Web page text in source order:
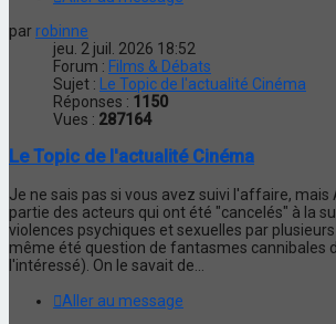
par robinne
jeu. 2 juil. 2026 18:52
Forum : Films & Débats
Sujet :
Le Topic de l'actualité Cinéma
Réponses : 1150
Vues : 287164
Le Topic de l'actualité Cinéma
Je ne sais pas si vous avez suivi l'affaire,
partie des acteurs qui ont été "cancelés" à la
violences psychiques et sexuelles par
même été question de fantasmes cannibales
l'intéressé). On le savait de...
Aller au message